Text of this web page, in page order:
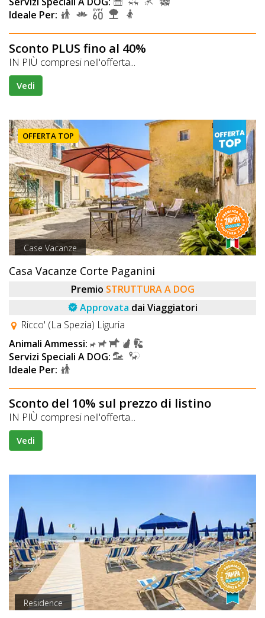
Ideale Per:
Sconto PLUS fino al 40%
IN PIÙ compresi nell'offerta...
Vedi
OFFERTA TOP
Case Vacanze
Casa Vacanze Corte Paganini
Premio STRUTTURA A DOG
Approvata dai Viaggiatori
Ricco' (La Spezia) Liguria
Animali Ammessi:
Servizi Speciali A DOG:
Ideale Per:
Sconto del 10% sul prezzo di listino
IN PIÙ compresi nell'offerta...
Vedi
Residence